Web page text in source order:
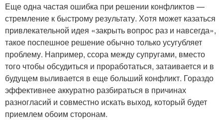
Еще одна частая ошибка при решении конфликтов —
стремление к быстрому результату. Хотя может казаться
привлекательной идея «закрыть вопрос раз и навсегда»,
такое поспешное решение обычно только усугубляет
проблему. Например, ссора между супругами, вместо
того чтобы обсудиться и проработаться, затаивается и в
будущем выливается в еще больший конфликт. Гораздо
эффективнее аккуратно разбираться в причинах
разногласий и совместно искать выход, который будет
приемлем обоим сторонам.